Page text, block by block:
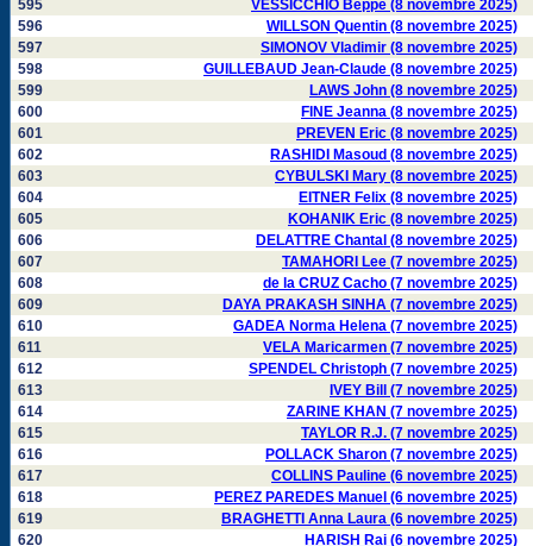
595
VESSICCHIO Beppe (8 novembre 2025)
596
WILLSON Quentin (8 novembre 2025)
597
SIMONOV Vladimir (8 novembre 2025)
598
GUILLEBAUD Jean-Claude (8 novembre 2025)
599
LAWS John (8 novembre 2025)
600
FINE Jeanna (8 novembre 2025)
601
PREVEN Eric (8 novembre 2025)
602
RASHIDI Masoud (8 novembre 2025)
603
CYBULSKI Mary (8 novembre 2025)
604
EITNER Felix (8 novembre 2025)
605
KOHANIK Eric (8 novembre 2025)
606
DELATTRE Chantal (8 novembre 2025)
607
TAMAHORI Lee (7 novembre 2025)
608
de la CRUZ Cacho (7 novembre 2025)
609
DAYA PRAKASH SINHA (7 novembre 2025)
610
GADEA Norma Helena (7 novembre 2025)
611
VELA Maricarmen (7 novembre 2025)
612
SPENDEL Christoph (7 novembre 2025)
613
IVEY Bill (7 novembre 2025)
614
ZARINE KHAN (7 novembre 2025)
615
TAYLOR R.J. (7 novembre 2025)
616
POLLACK Sharon (7 novembre 2025)
617
COLLINS Pauline (6 novembre 2025)
618
PEREZ PAREDES Manuel (6 novembre 2025)
619
BRAGHETTI Anna Laura (6 novembre 2025)
620
HARISH Rai (6 novembre 2025)